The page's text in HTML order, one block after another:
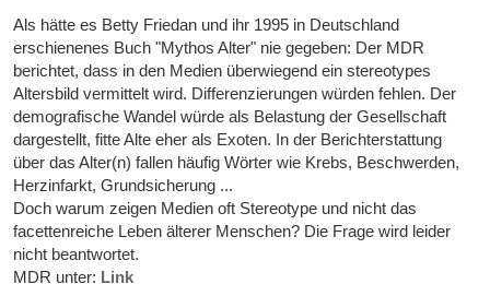
Als hätte es Betty Friedan und ihr 1995 in Deutschland
erschienenes Buch "Mythos Alter" nie gegeben: Der MDR
berichtet, dass in den Medien überwiegend ein stereotypes
Altersbild vermittelt wird. Differenzierungen würden fehlen. Der
demografische Wandel würde als Belastung der Gesellschaft
dargestellt, fitte Alte eher als Exoten. In der Berichterstattung
über das Alter(n) fallen häufig Wörter wie Krebs, Beschwerden,
Herzinfarkt, Grundsicherung ...
Doch warum zeigen Medien oft Stereotype und nicht das
facettenreiche Leben älterer Menschen? Die Frage wird leider
nicht beantwortet.
MDR unter: Link